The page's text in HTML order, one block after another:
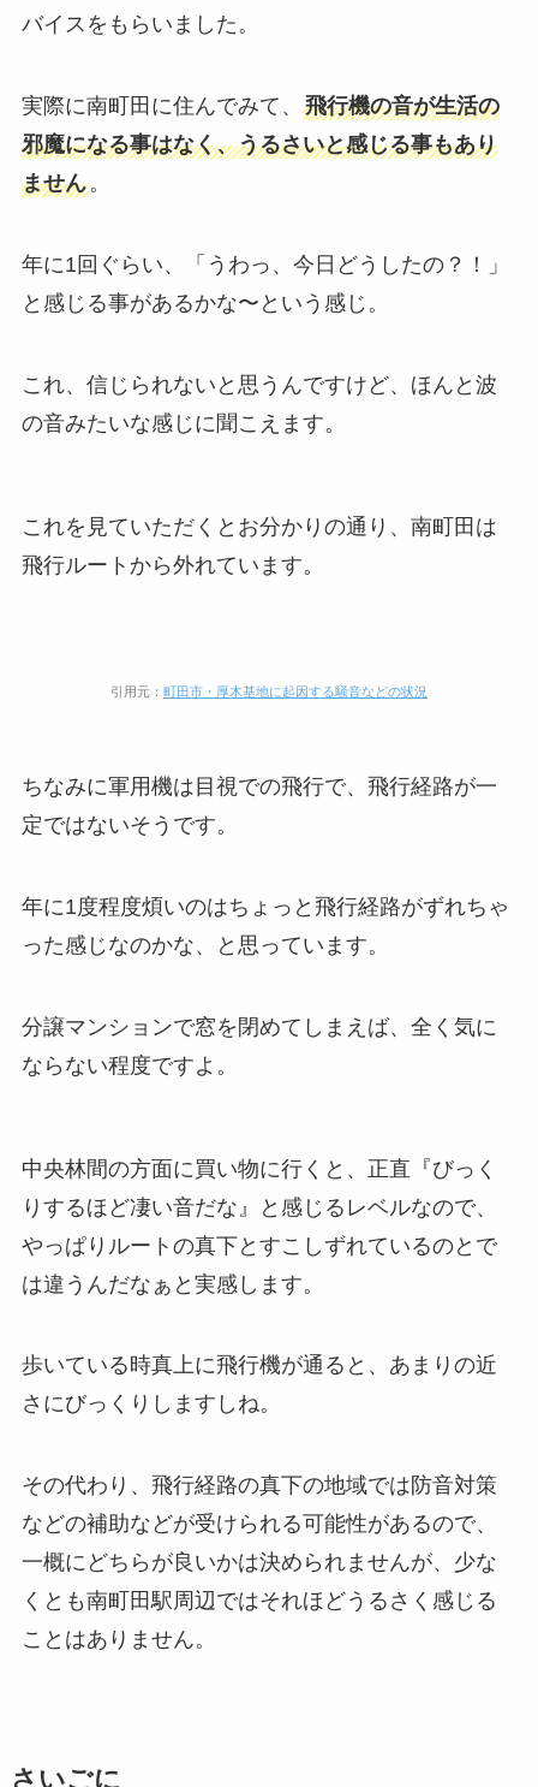
バイスをもらいました。
実際に南町田に住んでみて、 飛行機の音が生活の
邪魔になる事はなく、うるさいと感じる事もあり
ません。
年に1回ぐらい、「うわっ、今日どうしたの？！」
と感じる事があるかな〜という感じ。
これ、信じられないと思うんですけど、ほんと波
の音みたいな感じに聞こえます。
これを見ていただくとお分かりの通り、南町田は
飛行ルートから外れています。
引用元： 町田市・厚木基地に起因する騒音などの状況
ちなみに軍用機は目視での飛行で、飛行経路が一
定ではないそうです。
年に1度程度煩いのはちょっと飛行経路がずれちゃ
った感じなのかな、と思っています。
分譲マンションで窓を閉めてしまえば、全く気に
ならない程度ですよ。
中央林間の方面に買い物に行くと、正直『びっく
りするほど凄い音だな』と感じるレベルなので、
やっぱりルートの真下とすこしずれているのとで
は違うんだなぁと実感します。
歩いている時真上に飛行機が通ると、あまりの近
さにびっくりしますしね。
その代わり、飛行経路の真下の地域では防音対策
などの補助などが受けられる可能性があるので、
一概にどちらが良いかは決められませんが、少な
くとも南町田駅周辺ではそれほどうるさく感じる
ことはありません。
さいごに